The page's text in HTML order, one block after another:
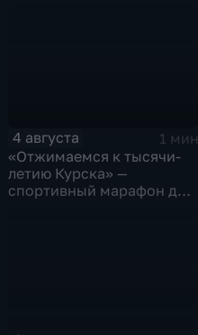
4 августа
1 мин
«Отжимаемся к тысячи-
летию Курска» —
спортивный марафон для